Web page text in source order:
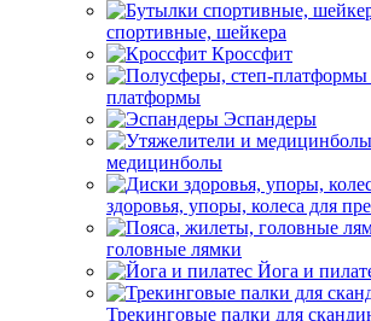
спортивные, шейкера
Кроссфит
платформы
Эспандеры
медицинболы
здоровья, упоры, колеса для
головные лямки
Йога и
Трекинговые палки для